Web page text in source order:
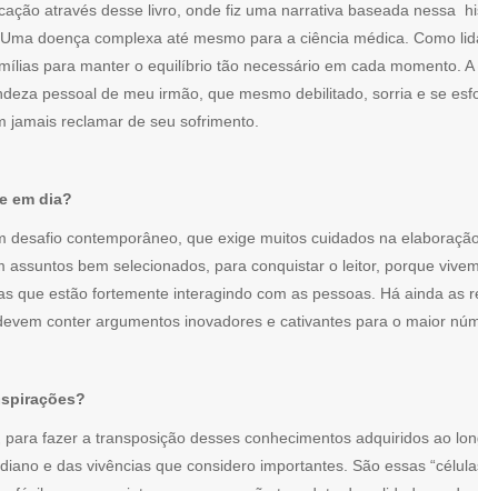
através desse livro, onde fiz uma narrativa baseada nessa
doença complexa até mesmo para a ciência médica. Como
para manter o equilíbrio tão necessário em cada momento.
pessoal de meu irmão, que mesmo debilitado, sorria e se
jamais reclamar de seu sofrimento.
em dia?
desafio contemporâneo, que exige muitos cuidados na
assuntos bem selecionados, para conquistar o leitor, porque
que estão fortemente interagindo com as pessoas. Há ainda as
conter argumentos inovadores e cativantes para o maior
fazer a transposição desses conhecimentos adquiridos ao
e das vivências que considero importantes. São essas